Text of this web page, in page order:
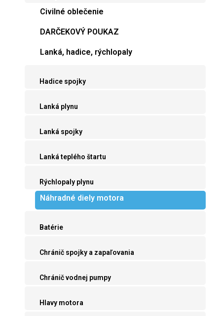
Civilné oblečenie
DARČEKOVÝ POUKAZ
Lanká, hadice, rýchlopaly
Hadice spojky
Lanká plynu
Lanká spojky
Lanká teplého štartu
Rýchlopaly plynu
Náhradné diely motora
Batérie
Chránič spojky a zapaľovania
Chránič vodnej pumpy
Hlavy motora